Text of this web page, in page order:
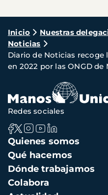
Ruta
de
navegación
Inicio Nuestras
Noticias
Diario de Noticias recoge
en 2022 por las ONGD de
Navegación
principal
Quienes somos
Qué hacemos
Dónde trabajamos
Colabora
Redes sociales